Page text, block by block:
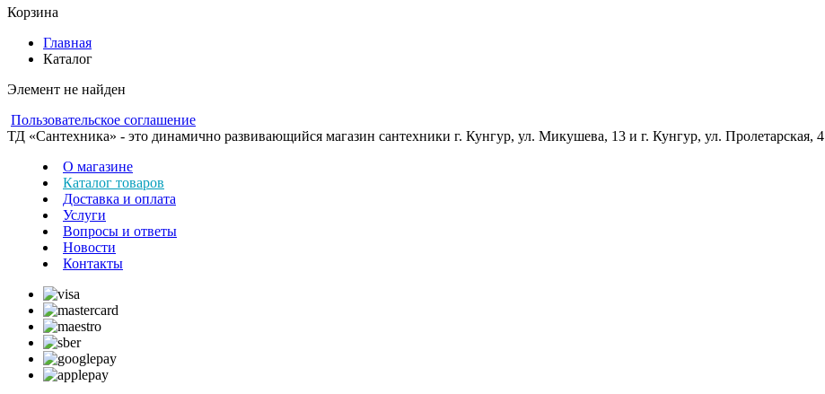
Корзина
Главная
Каталог
Элемент не найден
Пользовательское соглашение
ТД «Сантехника» - это динамично развивающийся магазин сантехники г. Кунгур, ул. Микушева, 13 и г. Кунгур, ул. Пролетарская, 4
О магазине
Каталог товаров
Доставка и оплата
Услуги
Вопросы и ответы
Новости
Контакты